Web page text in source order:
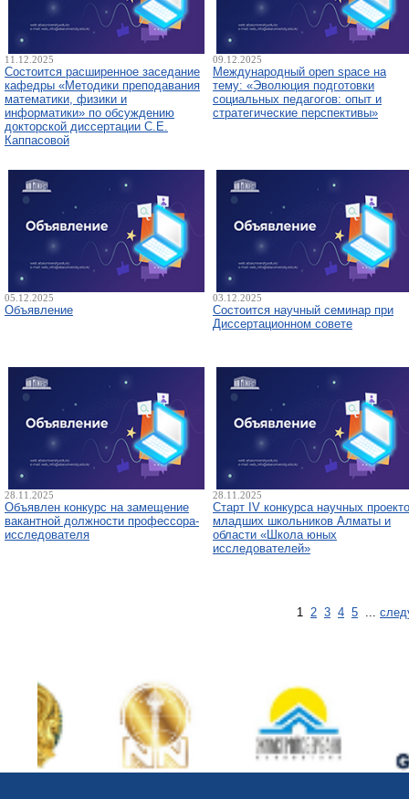
11.12.2025
Состоится расширенное заседание
кафедры «Методики преподавания
математики, физики и
информатики» по обсуждению
докторской диссертации С.Е.
Каппасовой
09.12.2025
Международный open space на
тему: «Эволюция подготовки
социальных педагогов: опыт и
стратегические перспективы»
05.12.2025
Объявление
03.12.2025
Состоится научный семинар при
Диссертационном совете
28.11.2025
Объявлен конкурс на замещение
вакантной должности профессора-
исследователя
28.11.2025
Старт IV конкурса научных
младших школьников Алматы и
области «Школа юных
исследователей»
1 2 3 4 5 ...